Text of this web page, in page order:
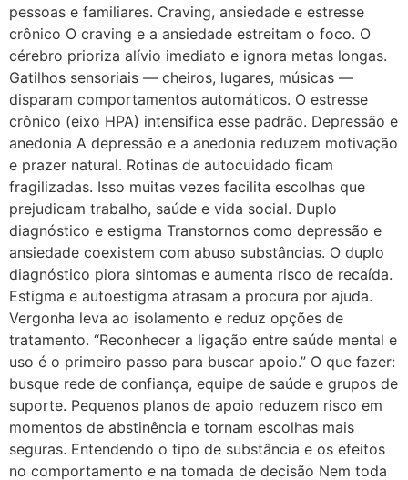
pessoas e familiares. Craving, ansiedade e estresse
crônico O craving e a ansiedade estreitam o foco. O
cérebro prioriza alívio imediato e ignora metas longas.
Gatilhos sensoriais — cheiros, lugares, músicas —
disparam comportamentos automáticos. O estresse
crônico (eixo HPA) intensifica esse padrão. Depressão e
anedonia A depressão e a anedonia reduzem motivação
e prazer natural. Rotinas de autocuidado ficam
fragilizadas. Isso muitas vezes facilita escolhas que
prejudicam trabalho, saúde e vida social. Duplo
diagnóstico e estigma Transtornos como depressão e
ansiedade coexistem com abuso substâncias. O duplo
diagnóstico piora sintomas e aumenta risco de recaída.
Estigma e autoestigma atrasam a procura por ajuda.
Vergonha leva ao isolamento e reduz opções de
tratamento. “Reconhecer a ligação entre saúde mental e
uso é o primeiro passo para buscar apoio.” O que fazer:
busque rede de confiança, equipe de saúde e grupos de
suporte. Pequenos planos de apoio reduzem risco em
momentos de abstinência e tornam escolhas mais
seguras. Entendendo o tipo de substância e os efeitos
no comportamento e na tomada de decisão Nem toda